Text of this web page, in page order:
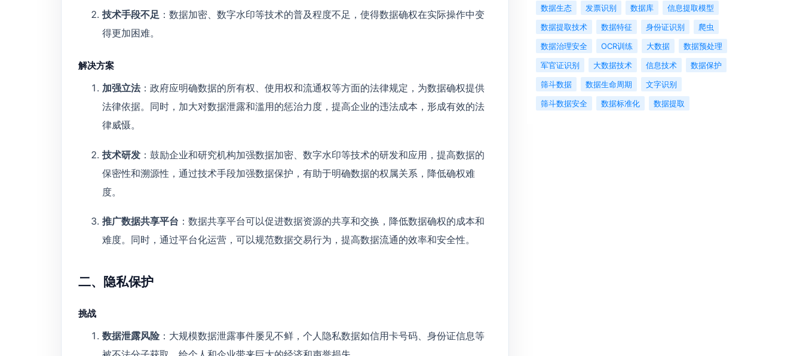
技术手段不足 ：数据加密、数字水印等技术的普及程度不足，使得数据确权在实际操作中变
得更加困难。
解决方案
加强立法：政府应明确数据的所有权、使用权和流通权等方面的法律规定，为数据确权提供
法律依据。同时，加大对数据泄露和滥用的惩治力度，提高企业的违法成本，形成有效的法
律威慑。
技术研发 ：鼓励企业和研究机构加强数据加密、数字水印等技术的研发和应用，提高数据的
保密性和溯源性，通过技术手段加强数据保护，有助于明确数据的权属关系，降低确权难
度。
推广数据共享平台 ：数据共享平台可以促进数据资源的共享和交换，降低数据确权的成本和
难度。同时，通过平台化运营，可以规范数据交易行为，提高数据流通的效率和安全性。
二、隐私保护
挑战
数据泄露风险：大规模数据泄露事件屡见不鲜，个人隐私数据如信用卡号码、身份证信息等
数据生态
发票识别 数据库
信息提取模型
数据提取技术
数据特征 身份证识别
爬虫
数据治理安全
OCR训练 大数据
数据预处理
军官证识别
大数据技术 信息技术
数据保护
筛斗数据
数据生命周期
文字识别
筛斗数据安全
数据标准化 数据提取